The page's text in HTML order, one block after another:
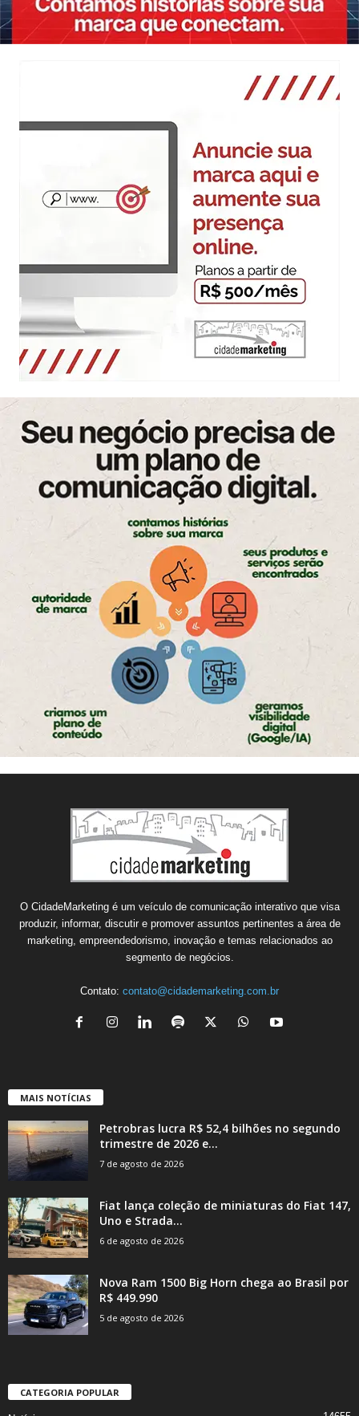
O CidadeMarketing é um veículo de comunicação interativo que visa
produzir, informar, discutir e promover assuntos pertinentes a área de
marketing, empreendedorismo, inovação e temas relacionados ao
segmento de negócios.
Contato: contato@cidademarketing.com.br
MAIS NOTÍCIAS
Petrobras lucra R$ 52,4 bilhões no segundo
trimestre de 2026 e...
7 de agosto de 2026
Fiat lança coleção de miniaturas do Fiat 147,
Uno e Strada...
6 de agosto de 2026
Nova Ram 1500 Big Horn chega ao Brasil por
R$ 449.990
5 de agosto de 2026
CATEGORIA POPULAR